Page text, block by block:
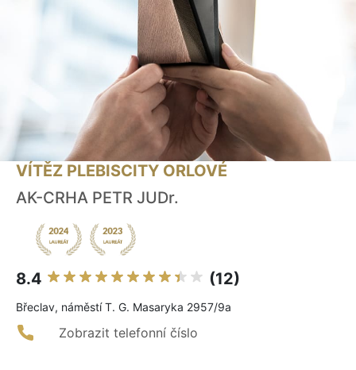
VÍTĚZ PLEBISCITY ORLOVÉ
AK-CRHA PETR JUDr.
8.4 (12)
Břeclav, náměstí T. G. Masaryka 2957/9a
Zobrazit telefonní číslo